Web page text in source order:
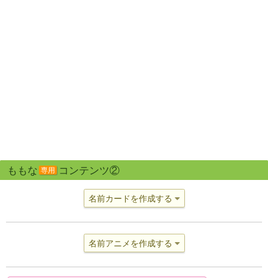
ももな 専用 コンテンツ②
名前カードを作成する
名前アニメを作成する